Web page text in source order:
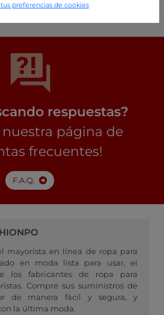
preferencias de cookies
respuestas?
nuestra página de
frecuentes!
F.A.Q.
mayorista en línea de ropa para
en moda lista para usar, el
los fabricantes de ropa para
Compre sus suministros de
de manera fácil y segura, y
la última moda.